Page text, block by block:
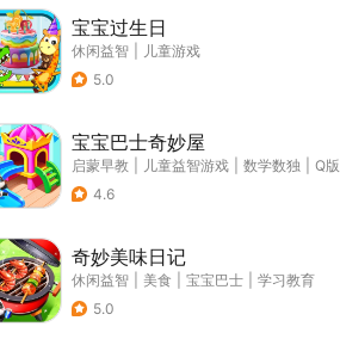
宝宝过生日
休闲益智
儿童游戏
5.0
宝宝巴士奇妙屋
启蒙早教 儿童益智游戏 数学数独
Q版
4.6
奇妙美味日记
休闲益智 美食 宝宝巴士
学习教育
5.0